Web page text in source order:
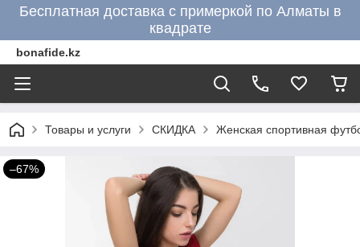
Бесплатная доставка с примеркой по Алматы в
квадрате
bonafide.kz
Товары и услуги СКИДКА Женская спортивная
–67%